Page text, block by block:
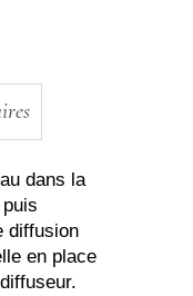
dans la
diffusion
en place